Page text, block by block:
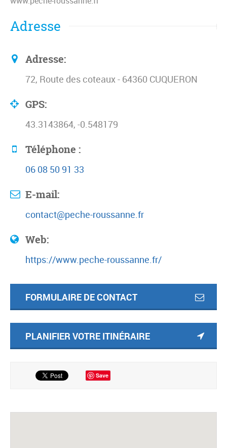
Adresse
Adresse:
72, Route des coteaux - 64360 CUQUERON
GPS:
43.3143864, -0.548179
Téléphone :
06 08 50 91 33
E-mail:
contact@peche-roussanne.fr
Web:
https://www.peche-roussanne.fr/
FORMULAIRE DE CONTACT
PLANIFIER VOTRE ITINÉRAIRE
Save